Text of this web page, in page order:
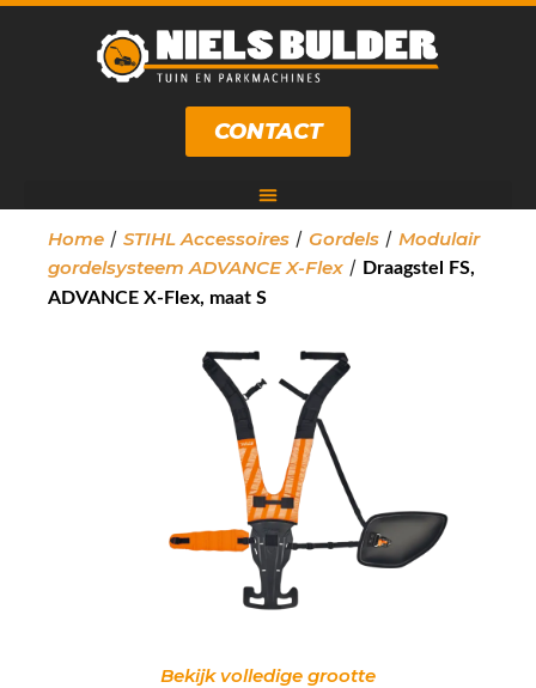
CONTACT
Home / STIHL Accessoires / Gordels / Modulair
gordelsysteem ADVANCE X-Flex / Draagstel FS,
ADVANCE X-Flex, maat S
Bekijk volledige grootte